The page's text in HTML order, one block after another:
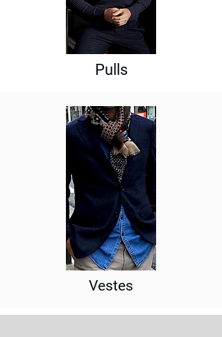
Pulls
Vestes